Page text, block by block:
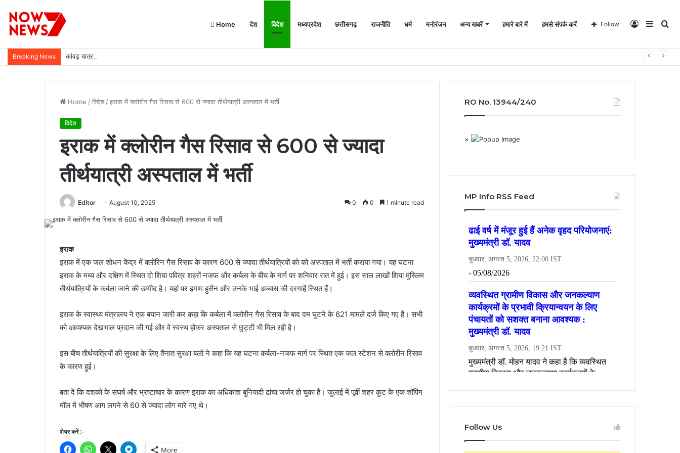
Home देश विदेश मध्यप्रदेश छत्तीसगढ़ राजनीति धर्म मनोरंजन अन्य खबरें हमारे बारे में हमसे संपर्क करें Log
Follow
Breaking News कांवड़ यात्रा: दिल्ली-लखनऊ हाईवे पर छह दिन रूट डायवर्जन, भारी वाहनों की एंट्री बंद
Home /विदेश /इराक में क्लोरीन गैस रिसाव से 600 से ज्यादा तीर्थयात्री अस्पताल में भर्ती
विदेश
इराक में क्लोरीन गैस रिसाव से 600 से ज्यादा
तीर्थयात्री अस्पताल में भर्ती
Editor August 10, 2025 0 0 1 minute read
इराक
इराक में एक जल शोधन केंद्र में क्लोरिन गैस रिसाव के कारण 600 से ज्यादा तीर्थयात्रियों को को अस्पताल में भर्ती कराया गया। यह घटना
इराक के मध्य और दक्षिण में स्थित दो शिया पवित्र शहरों नजफ और कर्बला के बीच के मार्ग पर शनिवार रात में हुई। इस साल लाखों शिया मुस्लिम
तीर्थयात्रियों के कर्बला जाने की उम्मीद है। यहां पर इमाम हुसैन और उनके भाई अब्बास की दरगाहें स्थित हैं।
इराक के स्वास्थ्य मंत्रालय ने एक बयान जारी कर कहा कि कर्बला में क्लोरीन गैस रिसाव के बाद दम घुटने के 621 मामले दर्ज किए गए हैं। सभी
को आवश्यक देखभाल प्रदान की गई और वे स्वस्थ होकर अस्पताल से छुट्टी भी मिल रही है।
इस बीच तीर्थयात्रियों की सुरक्षा के लिए तैनात सुरक्षा बलों ने कहा कि यह घटना कर्बला-नजफ मार्ग पर स्थित एक जल स्टेशन से क्लोरीन रिसाव
के कारण हुई।
बता दें कि दशकों के संघर्ष और भ्रष्टाचार के कारण इराक का अधिकांश बुनियादी ढांचा जर्जर हो चुका है। जुलाई में पूर्वी शहर कुट के एक शॉपिंग
मॉल में भीषण आग लगने से 60 से ज्यादा लोग मारे गए थे।
शेयर करें :-
More
RO No. 13944/240
×
MP Info RSS Feed
Follow Us